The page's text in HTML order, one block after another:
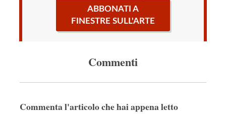
ABBONATI A
FINESTRE SULL'ARTE
Commenti
Commenta l'articolo che hai appena letto